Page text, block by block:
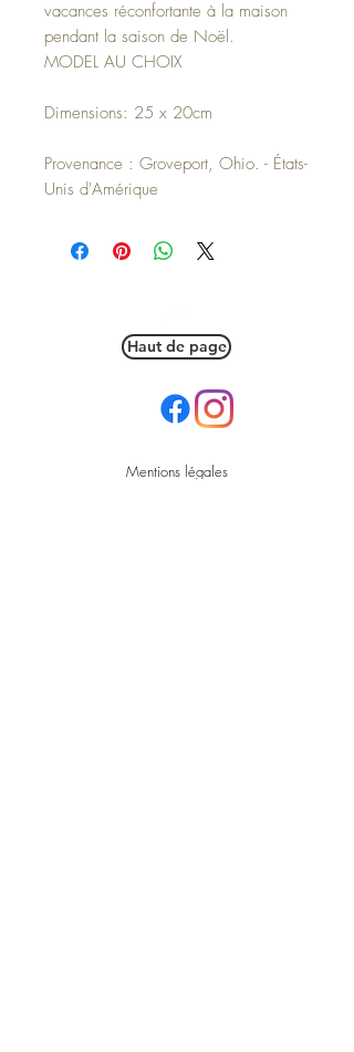
vacances réconfortante à la maison
pendant la saison de Noël.
MODEL AU CHOIX
Dimensions: 25 x 20cm
Provenance : Groveport, Ohio. - États-
Unis d'Amérique
Haut de page
Mentions légales